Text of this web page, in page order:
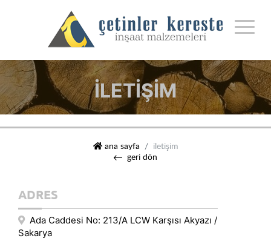
İLETIŞIM
ana sayfaçetinler kereste i̇nşaat malzemeleri
i̇letişim
geri dön
ADRES
Ada Caddesi No: 213/A LCW Karşısı Akyazı /
Sakarya